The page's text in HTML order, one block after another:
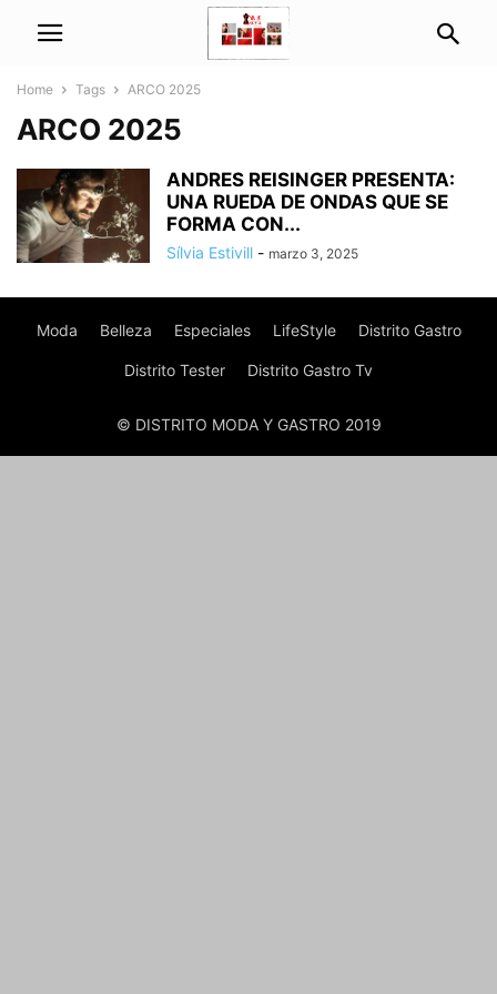
Home Tags ARCO 2025
ARCO 2025
ANDRES REISINGER PRESENTA:
UNA RUEDA DE ONDAS QUE SE
FORMA CON...
Sílvia Estivill - marzo 3, 2025
Moda Belleza Especiales LifeStyle Distrito Gastro
Distrito Tester Distrito Gastro Tv
© DISTRITO MODA Y GASTRO 2019